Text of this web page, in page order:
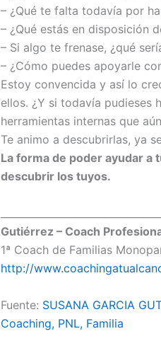
– ¿Qué te falta todavía por
– ¿Qué estás en disposición
– Si algo te frenase, ¿qué
– ¿Cómo puedes apoyarle
Estoy convencida y así lo
ellos. ¿Y si todavía pudieses
herramientas internas que
Te animo a descubrirlas, ya
La forma de poder ayudar a
descubrir los tuyos.
Gutiérrez – Coach
1ª Coach de Familias
http://
Fuente: SUSANA GARCIA
Coaching, PNL, Familia